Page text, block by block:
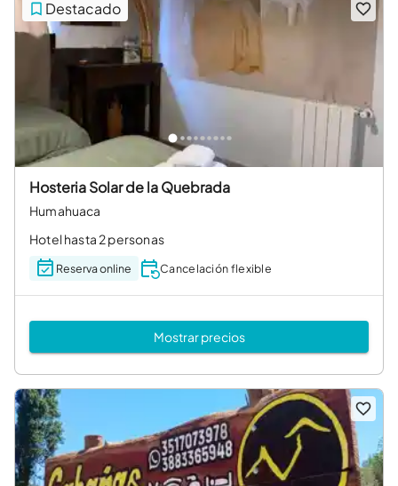
Destacado
Hosteria Solar de la Quebrada
Humahuaca
Hotel hasta 2 personas
Reserva online Cancelación flexible
Mostrar precios